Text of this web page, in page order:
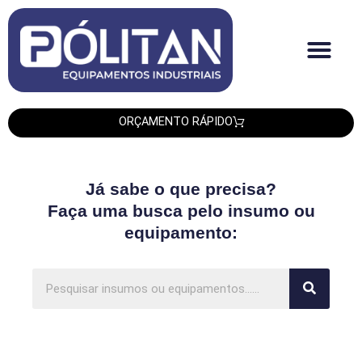
ORÇAMENTO RÁPIDO
Já sabe o que precisa?
Faça uma busca pelo insumo ou
equipamento: